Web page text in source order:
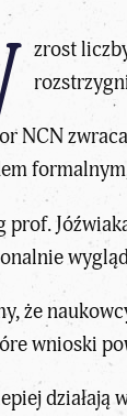
zrost
NCN
prof.
że
wnioski